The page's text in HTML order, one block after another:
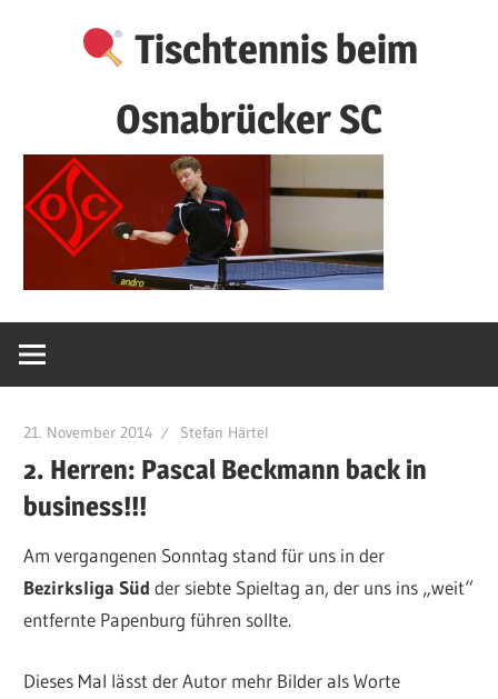
Tischtennis beim
Osnabrücker SC
21. November 2014 Stefan Härtel
2. Herren: Pascal Beckmann back in
business!!!
Am vergangenen Sonntag stand für uns in der
Bezirksliga Süd der siebte Spieltag an, der uns ins „weit“
entfernte Papenburg führen sollte.
Dieses Mal lässt der Autor mehr Bilder als Worte